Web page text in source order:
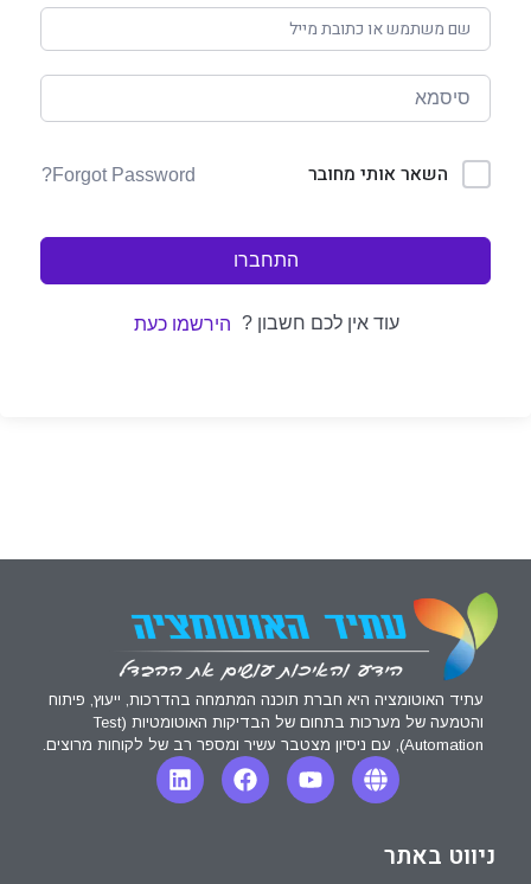
השאר אותי מחובר Forgot Password?
התחברו
עוד אין לכם חשבון ? הירשמו כעת
עתיד האוטומציה היא חברת תוכנה המתמחה בהדרכות, ייעוץ, פיתוח
והטמעה של מערכות בתחום של הבדיקות האוטומטיות (Test
Automation), עם ניסיון מצטבר עשיר ומספר רב של לקוחות מרוצים.
ניווט באתר